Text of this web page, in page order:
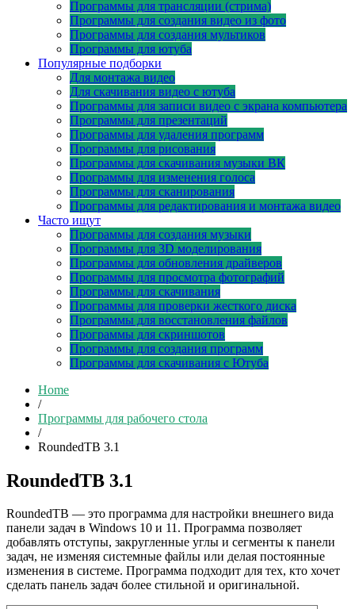
Программы для трансляции (стрима)
Программы для создания видео из фото
Программы для создания мультиков
Программы для ютуба
Популярные подборки
Для монтажа видео
Для скачивания видео с ютуба
Программы для записи видео с экрана компьютера
Программы для презентаций
Программы для удаления программ
Программы для рисования
Программы для скачивания музыки ВК
Программы для изменения голоса
Программы для сканирования
Программы для редактирования и монтажа видео
Часто ищут
Программы для создания музыки
Программы для 3D моделирования
Программы для обновления драйверов
Программы для просмотра фотографий
Программы для скачивания
Программы для проверки жесткого диска
Программы для восстановления файлов
Программы для скриншотов
Программы для создания программ
Программы для скачивания с Ютуба
Home
/
Программы для рабочего стола
/
RoundedTB 3.1
RoundedTB 3.1
RoundedTB — это программа для настройки внешнего вида
панели задач в Windows 10 и 11. Программа позволяет
добавлять отступы, закругленные углы и сегменты к панели
задач, не изменяя системные файлы или делая постоянные
изменения в системе. Программа подходит для тех, кто хочет
сделать панель задач более стильной и оригинальной.